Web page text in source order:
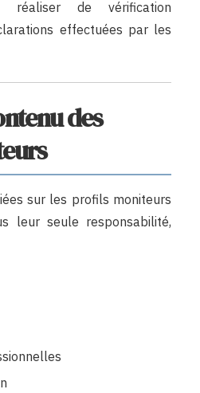
réaliser de vérification
effectuées par les
des
sur les profils moniteurs
leur seule responsabilité,